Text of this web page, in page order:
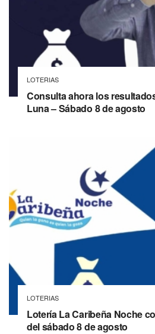
LOTERIAS
Consulta ahora los
Luna – Sábado 8 de agosto
LOTERIAS
Lotería La Caribeña Noche
del sábado 8 de agosto